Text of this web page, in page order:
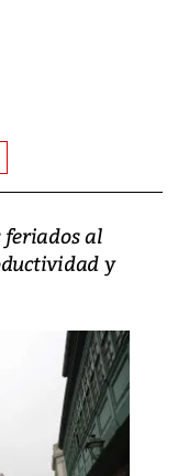
feriados al
y